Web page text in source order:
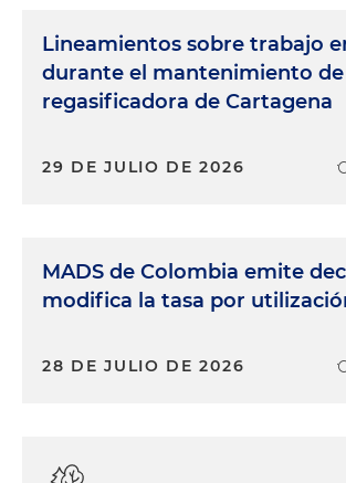
Lineamientos sobre trabajo
durante el mantenimiento de
regasificadora de Cartagena
29 DE JULIO DE 2026
MADS de Colombia emite
modifica la tasa por
28 DE JULIO DE 2026